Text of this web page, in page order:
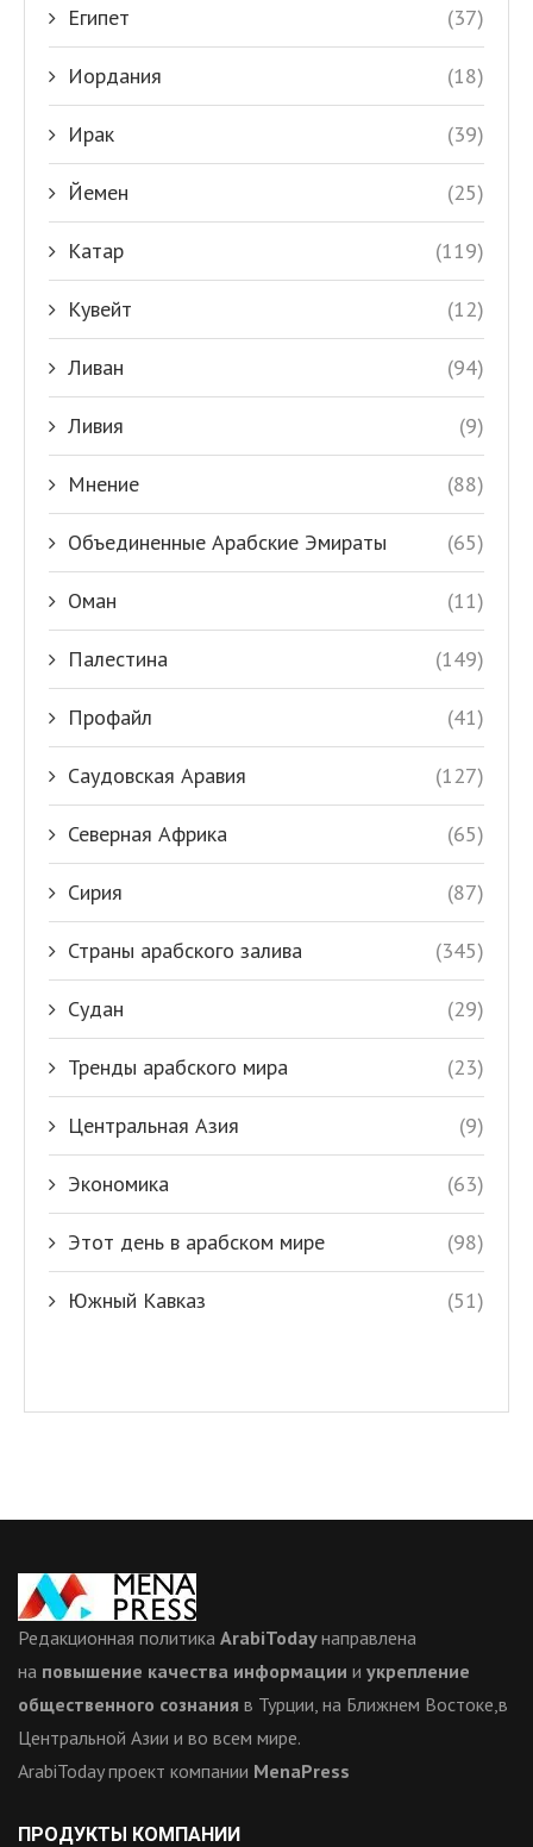
Египет (37)
Иордания (18)
Ирак (39)
Йемен (25)
Катар (119)
Кувейт (12)
Ливан (94)
Ливия (9)
Мнение (88)
Объединенные Арабские Эмираты (65)
Оман (11)
Палестина (149)
Профайл (41)
Саудовская Аравия (127)
Северная Африка (65)
Сирия (87)
Страны арабского залива (345)
Судан (29)
Тренды арабского мира (23)
Центральная Азия (9)
Экономика (63)
Этот день в арабском мире (98)
Южный Кавказ (51)
Редакционная политика ArabiTodayнаправлена
на повышение качества информации и укрепление
общественного сознания в Турции, на Ближнем Востоке,в
Центральной Азии и во всем мире.
ArabiToday проект компании MenaPress
ПРОДУКТЫ КОМПАНИИ